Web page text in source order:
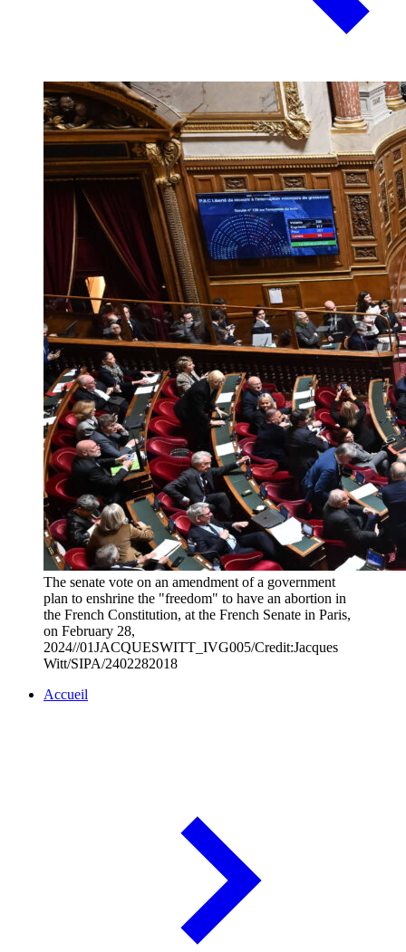
The senate vote on an amendment of a government
plan to enshrine the "freedom" to have an abortion in
the French Constitution, at the French Senate in Paris,
on February 28,
2024//01JACQUESWITT_IVG005/Credit:Jacques
Witt/SIPA/2402282018
Accueil